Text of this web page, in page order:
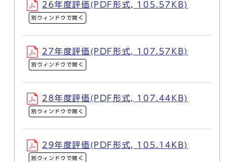
26年度評価(PDF形式, 105.57KB)
別ウィンドウで開く
27年度評価(PDF形式, 107.57KB)
別ウィンドウで開く
28年度評価(PDF形式, 107.44KB)
別ウィンドウで開く
29年度評価(PDF形式, 105.14KB)
別ウィンドウで開く